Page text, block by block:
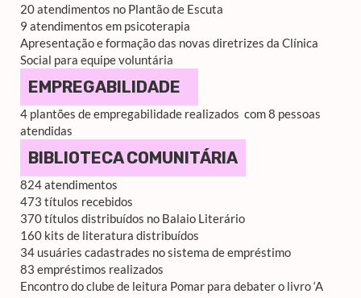
20 atendimentos no Plantão de Escuta
9 atendimentos em psicoterapia
Apresentação e formação das novas diretrizes da Clínica
Social para equipe voluntária
EMPREGABILIDADE
4 plantões de empregabilidade realizados com 8 pessoas
atendidas
BIBLIOTECA COMUNITÁRIA
824 atendimentos
473 títulos recebidos
370 títulos distribuídos no Balaio Literário
160 kits de literatura distribuídos
34 usuáries cadastrades no sistema de empréstimo
83 empréstimos realizados
Encontro do clube de leitura Pomar para debater o livro ‘A